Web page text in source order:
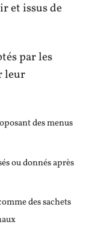
et issus de
par les
leur
des menus
ou donnés après
des sachets